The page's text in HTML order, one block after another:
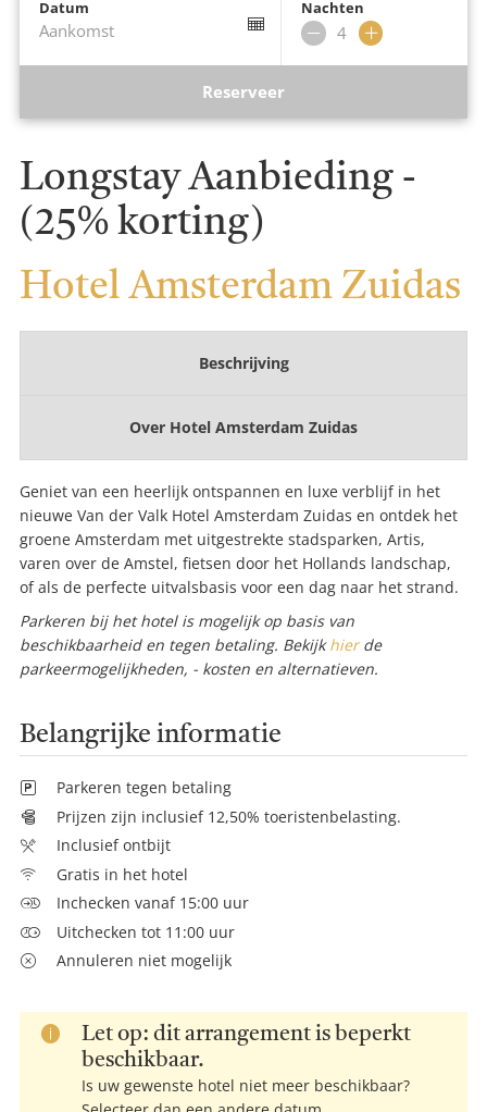
Datum
Aankomst
Nachten
VerwijderVoeg
toe
Reserveer
Longstay Aanbieding -
(25% korting)
Hotel Amsterdam Zuidas
Beschrijving
Over Hotel Amsterdam Zuidas
Geniet van een heerlijk ontspannen en luxe verblijf in het
nieuwe Van der Valk Hotel Amsterdam Zuidas en ontdek het
groene Amsterdam met uitgestrekte stadsparken, Artis,
varen over de Amstel, fietsen door het Hollands landschap,
of als de perfecte uitvalsbasis voor een dag naar het strand.
Parkeren bij het hotel is mogelijk op basis van
beschikbaarheid en tegen betaling. Bekijkhierde
parkeermogelijkheden, - kosten en alternatieven.
Belangrijke informatie
Parkeren tegen betaling
Prijzen zijn inclusief 12,50% toeristenbelasting.
Inclusief ontbijt
Gratis in het hotel
Inchecken vanaf 15:00 uur
Uitchecken tot 11:00 uur
Annuleren niet mogelijk
Let op: dit arrangement is beperkt
beschikbaar.
Is uw gewenste hotel niet meer beschikbaar?